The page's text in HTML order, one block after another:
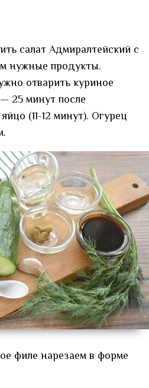
салат Адмиралтейский с
нужные продукты.
отварить куриное
25 минут после
(11-12 минут). Огурец
филе нарезаем в форме